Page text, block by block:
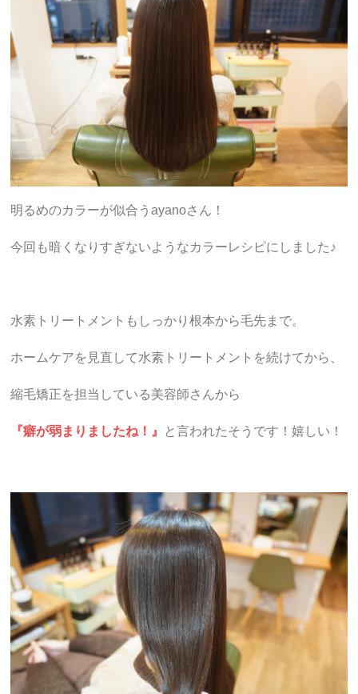
明るめのカラーが似合うayanoさん！
今回も暗くなりすぎないようなカラーレシピにしました♪
水素トリートメントもしっかり根本から毛先まで。
ホームケアを見直して水素トリートメントを続けてから、
縮毛矯正を担当している美容師さんから
『癖が弱まりましたね！』 と言われたそうです！嬉しい！